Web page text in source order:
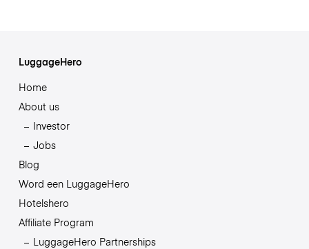
LuggageHero
Home
About us
Investor
Jobs
Blog
Word een LuggageHero
Hotelshero
Affiliate Program
LuggageHero Partnerships